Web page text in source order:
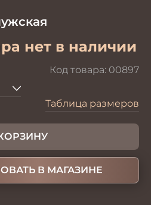
нет в наличии
Код товара: 00897
Таблица размеров
В МАГАЗИНЕ